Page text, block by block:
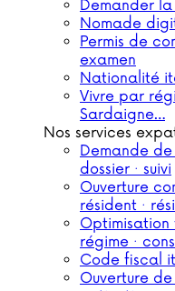
Demander
Nomade
Permis de
examen
Nationalité
Vivre par
Sardaigne…
Nos services
Demande
dossier · suivi
Ouverture
résident ·
régime ·
Code fiscal
Ouverture